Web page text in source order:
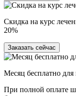
Скидка на курс
20%
Заказать сейчас
Месяц бесплатно для
При полной оплате